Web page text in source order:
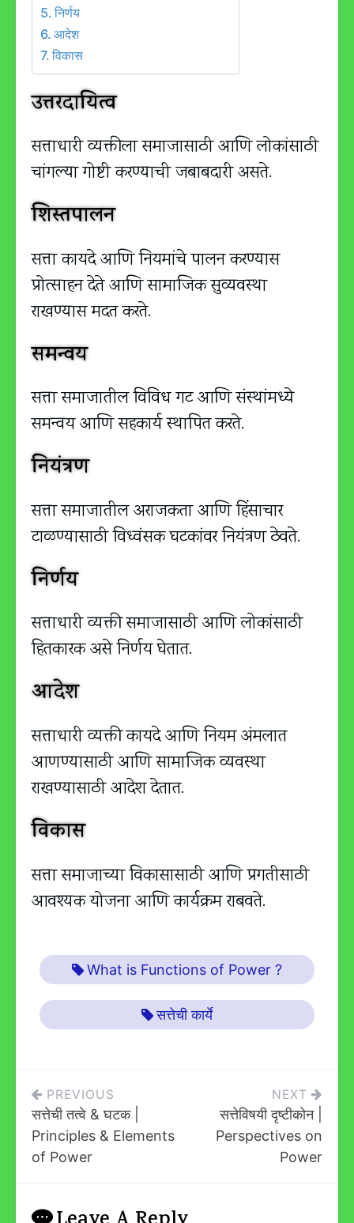
निर्णय
आदेश
विकास
उत्तरदायित्व
सत्ताधारी व्यक्तीला समाजासाठी आणि लोकांसाठी
चांगल्या गोष्टी करण्याची जबाबदारी असते.
शिस्तपालन
सत्ता कायदे आणि नियमांचे पालन करण्यास
प्रोत्साहन देते आणि सामाजिक सुव्यवस्था
राखण्यास मदत करते.
समन्वय
सत्ता समाजातील विविध गट आणि संस्थांमध्ये
समन्वय आणि सहकार्य स्थापित करते.
नियंत्रण
सत्ता समाजातील अराजकता आणि हिंसाचार
टाळण्यासाठी विध्वंसक घटकांवर नियंत्रण ठेवते.
निर्णय
सत्ताधारी व्यक्ती समाजासाठी आणि लोकांसाठी
हितकारक असे निर्णय घेतात.
आदेश
सत्ताधारी व्यक्ती कायदे आणि नियम अंमलात
आणण्यासाठी आणि सामाजिक व्यवस्था
राखण्यासाठी आदेश देतात.
विकास
सत्ता समाजाच्या विकासासाठी आणि प्रगतीसाठी
आवश्यक योजना आणि कार्यक्रम राबवते.
What is Functions of Power ?
सत्तेची कार्ये
Post
Navigation
PREVIOUS
सत्तेची तत्वे & घटक |
Principles & Elements
of Power
NEXT
सत्तेविषयी दृष्टीकोन |
Perspectives on
Power